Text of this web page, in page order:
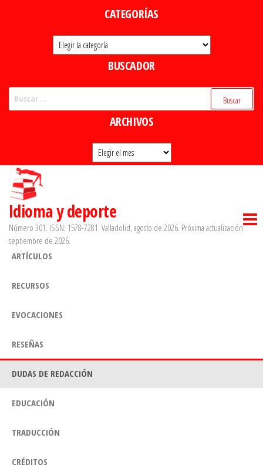
CATEGORÍAS
Categorías
BUSCADOR
ARCHIVOS
Archivos
Idioma y deporte
Número 301. ISSN: 1578-7281. Valladolid, agosto de 2026. Próxima actualización:
septiembre de 2026.
ARTÍCULOS
RECURSOS
EVOCACIONES
RESEÑAS
DUDAS DE REDACCIÓN
EDUCACIÓN
TRADUCCIÓN
CRÉDITOS